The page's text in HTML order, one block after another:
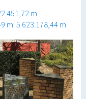
m
m: 5.623.178,44 m